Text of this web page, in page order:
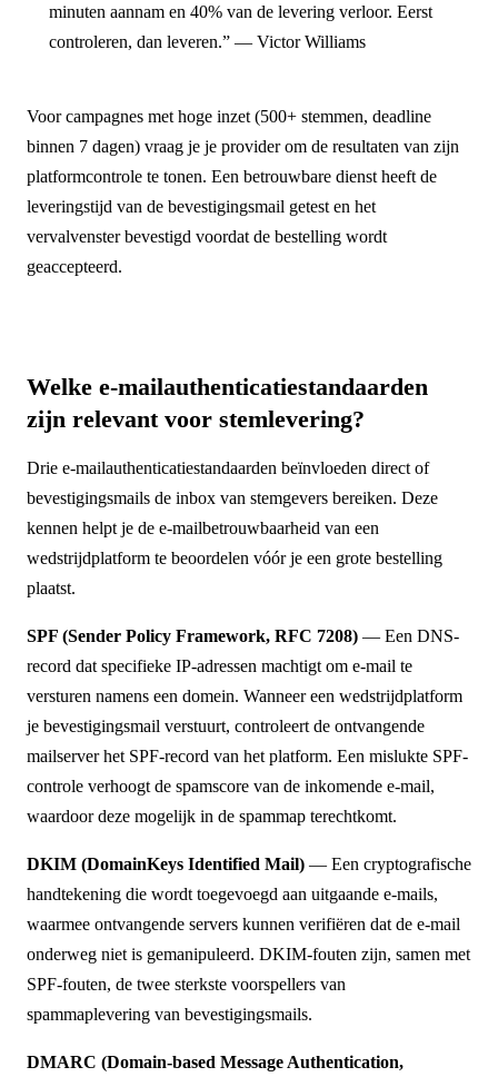
minuten aannam en 40% van de levering verloor. Eerst
controleren, dan leveren.” — Victor Williams
Voor campagnes met hoge inzet (500+ stemmen, deadline
binnen 7 dagen) vraag je je provider om de resultaten van zijn
platformcontrole te tonen. Een betrouwbare dienst heeft de
leveringstijd van de bevestigingsmail getest en het
vervalvenster bevestigd voordat de bestelling wordt
geaccepteerd.
Welke e-mailauthenticatiestandaarden
zijn relevant voor stemlevering?
Drie e-mailauthenticatiestandaarden beïnvloeden direct of
bevestigingsmails de inbox van stemgevers bereiken. Deze
kennen helpt je de e-mailbetrouwbaarheid van een
wedstrijdplatform te beoordelen vóór je een grote bestelling
plaatst.
SPF (Sender Policy Framework, RFC 7208) — Een DNS-
record dat specifieke IP-adressen machtigt om e-mail te
versturen namens een domein. Wanneer een wedstrijdplatform
je bevestigingsmail verstuurt, controleert de ontvangende
mailserver het SPF-record van het platform. Een mislukte SPF-
controle verhoogt de spamscore van de inkomende e-mail,
waardoor deze mogelijk in de spammap terechtkomt.
DKIM (DomainKeys Identified Mail) — Een cryptografische
handtekening die wordt toegevoegd aan uitgaande e-mails,
waarmee ontvangende servers kunnen verifiëren dat de e-mail
onderweg niet is gemanipuleerd. DKIM-fouten zijn, samen met
SPF-fouten, de twee sterkste voorspellers van
spammaplevering van bevestigingsmails.
DMARC (Domain-based Message Authentication,